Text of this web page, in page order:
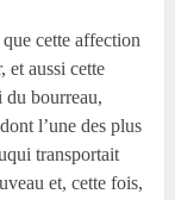
cette affection
et aussi cette
bourreau,
l’une des plus
transportait
et, cette fois,